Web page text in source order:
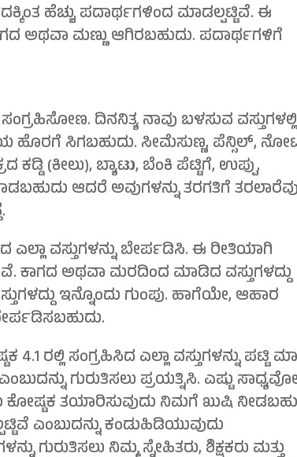
ಹೆಚ್ಚು ಪದಾರ್ಥಗಳಿಂದ ಮಾಡಲ್ಪಟ್ಟಿವೆ. ಈ
ಅಥವಾ ಮಣ್ಣು ಆಗಿರಬಹುದು. ಪದಾರ್ಥಗಳಿಗೆ
ಸಂಗ್ರಹಿಸೋಣ. ದಿನನಿತ್ಯ ನಾವು ಬಳಸುವ ವಸ್ತುಗಳಲ್ಲಿ
ಹೊರಗೆ ಸಿಗಬಹುದು. ಸೀಮೆಸುಣ್ಣ, ಪೆನ್ಸಿಲ್,
ಕಡ್ಡಿ (ಕೀಲು), ಬ್ಯಾಟು, ಬೆಂಕಿ ಪೆಟ್ಟಿಗೆ, ಉಪ್ಪು,
ಆದರೆ ಅವುಗಳನ್ನು ತರಗತಿಗೆ
ವಸ್ತುಗಳನ್ನು ಬೇರ್ಪಡಿಸಿ. ಈ ರೀತಿಯಾಗಿ
ಕಾಗದ ಅಥವಾ ಮರದಿಂದ ಮಾಡಿದ ವಸ್ತುಗಳದ್ದು
ಇನ್ನೊಂದು ಗುಂಪು. ಹಾಗೆಯೇ, ಆಹಾರ
4.1 ರಲ್ಲಿ ಸಂಗ್ರಹಿಸಿದ ಎಲ್ಲಾ ವಸ್ತುಗಳನ್ನು ಪಟ್ಟಿ
ಗುರುತಿಸಲು ಪ್ರಯತ್ನಿಸಿ. ಎಷ್ಟು ಸಾಧ್ಯವೋ
ಕೋಷ್ಟಕ ತಯಾರಿಸುವುದು ನಿಮಗೆ ಖುಷಿ
ಎಂಬುದನ್ನು ಕಂಡುಹಿಡಿಯುವುದು
ಗುರುತಿಸಲು ನಿಮ್ಮ ಸ್ನೇಹಿತರು, ಶಿಕ್ಷಕರು ಮತ್ತು